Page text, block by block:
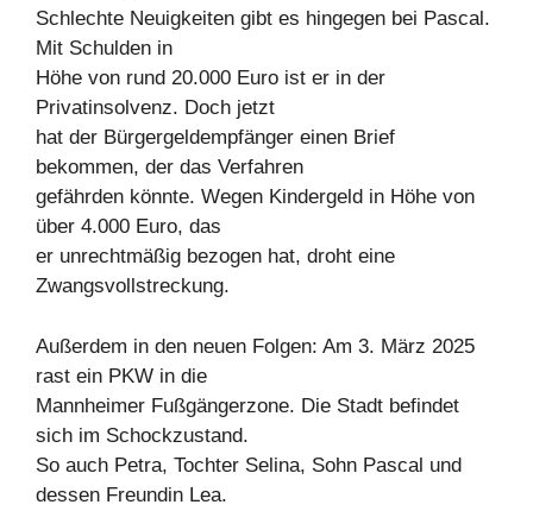
Schlechte Neuigkeiten gibt es hingegen bei Pascal.
Mit Schulden in
Höhe von rund 20.000 Euro ist er in der
Privatinsolvenz. Doch jetzt
hat der Bürgergeldempfänger einen Brief
bekommen, der das Verfahren
gefährden könnte. Wegen Kindergeld in Höhe von
über 4.000 Euro, das
er unrechtmäßig bezogen hat, droht eine
Zwangsvollstreckung.
Außerdem in den neuen Folgen: Am 3. März 2025
rast ein PKW in die
Mannheimer Fußgängerzone. Die Stadt befindet
sich im Schockzustand.
So auch Petra, Tochter Selina, Sohn Pascal und
dessen Freundin Lea.